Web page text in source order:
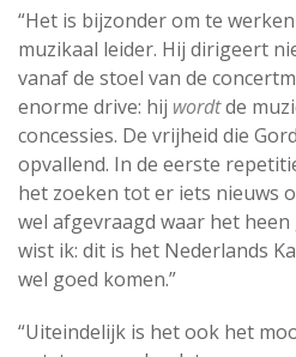
“Het is bijzonder om te
muzikaal leider. Hij dirigeert
vanaf de stoel van de
enorme drive: hij wordtde
concessies. De vrijheid die
opvallend. In de eerste
het zoeken tot er iets nieuws
wel afgevraagd waar het
wist ik: dit is het Nederlands
wel goed komen.”
“Uiteindelijk is het ook het